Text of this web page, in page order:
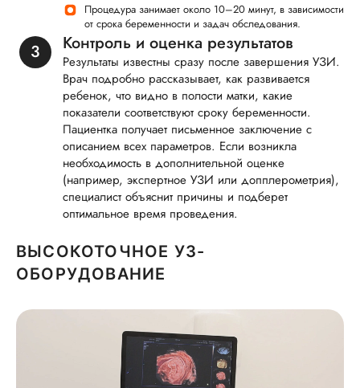
Процедура занимает около 10–20 минут, в зависимости
от срока беременности и задач обследования.
Контроль и оценка результатов
Результаты известны сразу после завершения УЗИ.
Врач подробно рассказывает, как развивается
ребенок, что видно в полости матки, какие
показатели соответствуют сроку беременности.
Пациентка получает письменное заключение с
описанием всех параметров. Если возникла
необходимость в дополнительной оценке
(например, экспертное УЗИ или допплерометрия),
специалист объяснит причины и подберет
оптимальное время проведения.
ВЫСОКОТОЧНОЕ УЗ-
ОБОРУДОВАНИЕ